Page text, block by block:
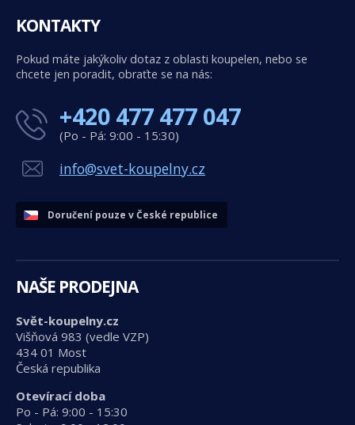
KONTAKTY
Pokud máte jakýkoliv dotaz z oblasti koupelen, nebo se
chcete jen poradit, obraťte se na nás:
+420 477 477 047
(Po - Pá: 9:00 - 15:30)
info@svet-koupelny.cz
Doručení pouze v České republice
NAŠE PRODEJNA
Svět-koupelny.cz
Višňová 983 (vedle VZP)
434 01 Most
Česká republika
Otevírací doba
Po - Pá: 9:00 - 15:30